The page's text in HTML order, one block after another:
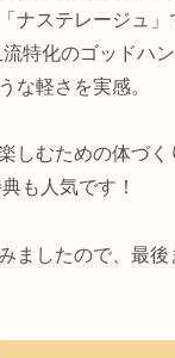
ナステレージュ」
特化のゴッドハ
な軽さを実感。
しむための体づく
も人気です！
ましたので、最